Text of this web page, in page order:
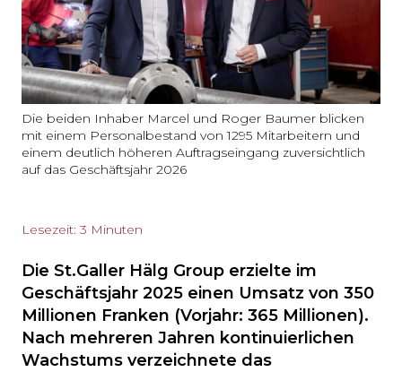
Die beiden Inhaber Marcel und Roger Baumer blicken
mit einem Personalbestand von 1295 Mitarbeitern und
einem deutlich höheren Auftragseingang zuversichtlich
auf das Geschäftsjahr 2026
Lesezeit: 3 Minuten
Die St.Galler Hälg Group erzielte im
Geschäftsjahr 2025 einen Umsatz von 350
Millionen Franken (Vorjahr: 365 Millionen).
Nach mehreren Jahren kontinuierlichen
Wachstums verzeichnete das